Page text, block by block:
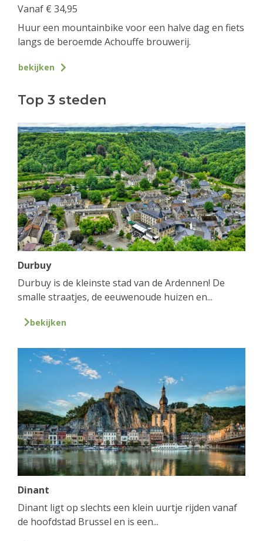
Vanaf € 34,95
Huur een mountainbike voor een halve dag en fiets
langs de beroemde Achouffe brouwerij.
bekijken
Top 3 steden
Durbuy
Durbuy is de kleinste stad van de Ardennen! De
smalle straatjes, de eeuwenoude huizen en...
bekijken
Dinant
Dinant ligt op slechts een klein uurtje rijden vanaf
de hoofdstad Brussel en is een...